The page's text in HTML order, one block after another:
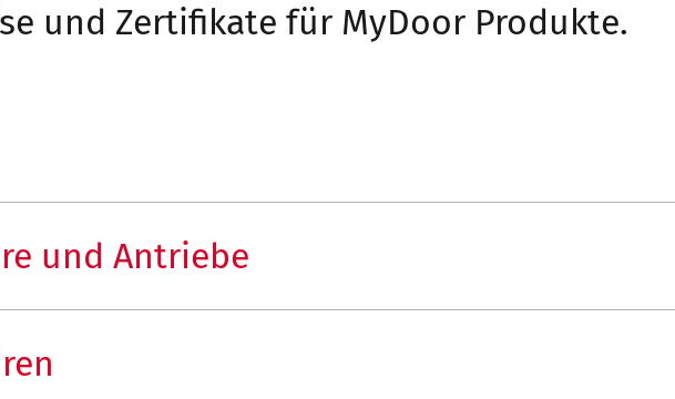
und Zertifikate für MyDoor Produkte.
und Antriebe